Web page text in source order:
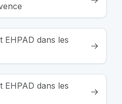
EHPAD dans les
EHPAD dans les